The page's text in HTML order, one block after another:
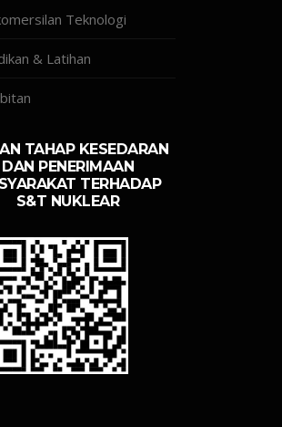
Teknologi
& Latihan
TAHAP KESEDARAN
DAN PENERIMAAN
TERHADAP
S&T NUKLEAR